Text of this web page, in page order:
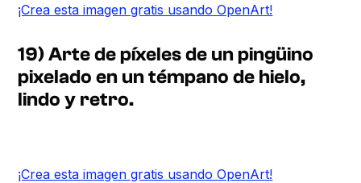
¡Crea esta imagen gratis usando OpenArt!
19) Arte de píxeles de un pingüino
pixelado en un témpano de hielo,
lindo y retro.
¡Crea esta imagen gratis usando OpenArt!